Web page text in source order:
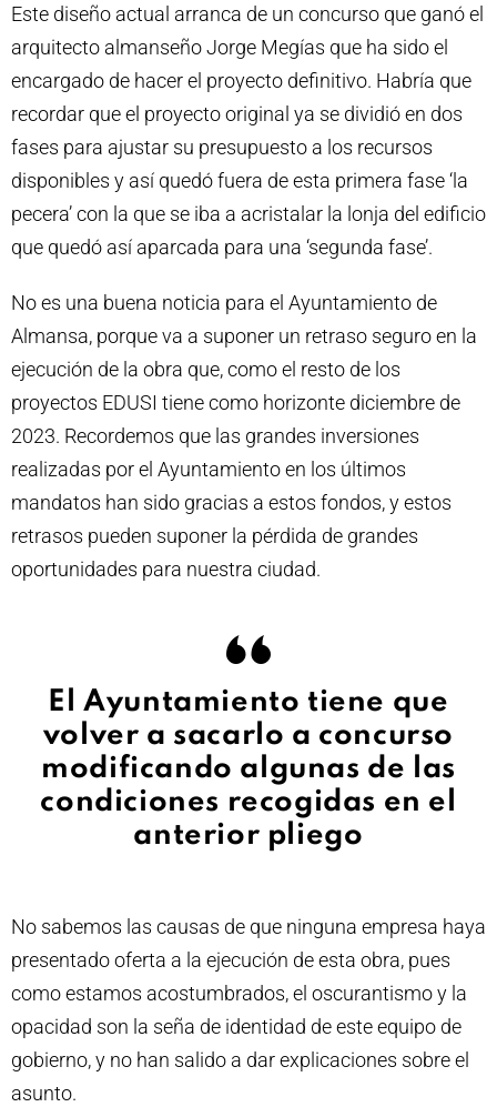
Este diseño actual arranca de un concurso que ganó el
arquitecto almanseño Jorge Megías que ha sido el
encargado de hacer el proyecto definitivo. Habría que
recordar que el proyecto original ya se dividió en dos
fases para ajustar su presupuesto a los recursos
disponibles y así quedó fuera de esta primera fase ‘la
pecera’ con la que se iba a acristalar la lonja del edificio
que quedó así aparcada para una ‘segunda fase’.
No es una buena noticia para el Ayuntamiento de
Almansa, porque va a suponer un retraso seguro en la
ejecución de la obra que, como el resto de los
proyectos EDUSI tiene como horizonte diciembre de
2023. Recordemos que las grandes inversiones
realizadas por el Ayuntamiento en los últimos
mandatos han sido gracias a estos fondos, y estos
retrasos pueden suponer la pérdida de grandes
oportunidades para nuestra ciudad.
El Ayuntamiento tiene que
volver a sacarlo a concurso
modificando algunas de las
condiciones recogidas en el
anterior pliego
No sabemos las causas de que ninguna empresa haya
presentado oferta a la ejecución de esta obra, pues
como estamos acostumbrados, el oscurantismo y la
opacidad son la seña de identidad de este equipo de
gobierno, y no han salido a dar explicaciones sobre el
asunto.